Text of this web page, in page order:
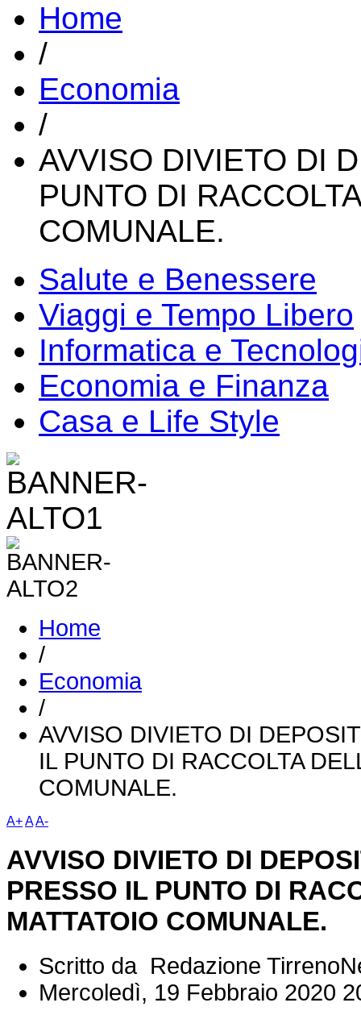
Home
/
Economia
/
AVVISO DIVIETO DI
PUNTO DI
COMUNALE.
Salute e Benessere
Viaggi e Tempo Libero
Informatica e
Economia e Finanza
Casa e Life Style
Home
/
Economia
/
AVVISO DIVIETO DI
IL PUNTO DI RACCOLTA
COMUNALE.
A+AA-
AVVISO DIVIETO DI
PRESSO IL PUNTO DI
MATTATOIO COMUNALE.
Scritto da Redazione
Mercoledì, 19 Febbraio 2020